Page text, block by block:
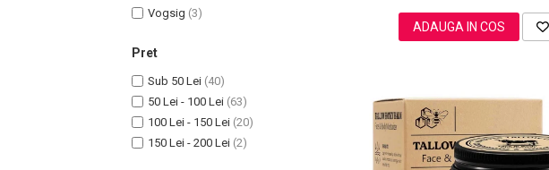
Vogsig (3)
Pret
Sub 50 Lei (40)
50 Lei - 100 Lei (63)
100 Lei - 150 Lei (20)
150 Lei - 200 Lei (2)
ADAUGA IN COS